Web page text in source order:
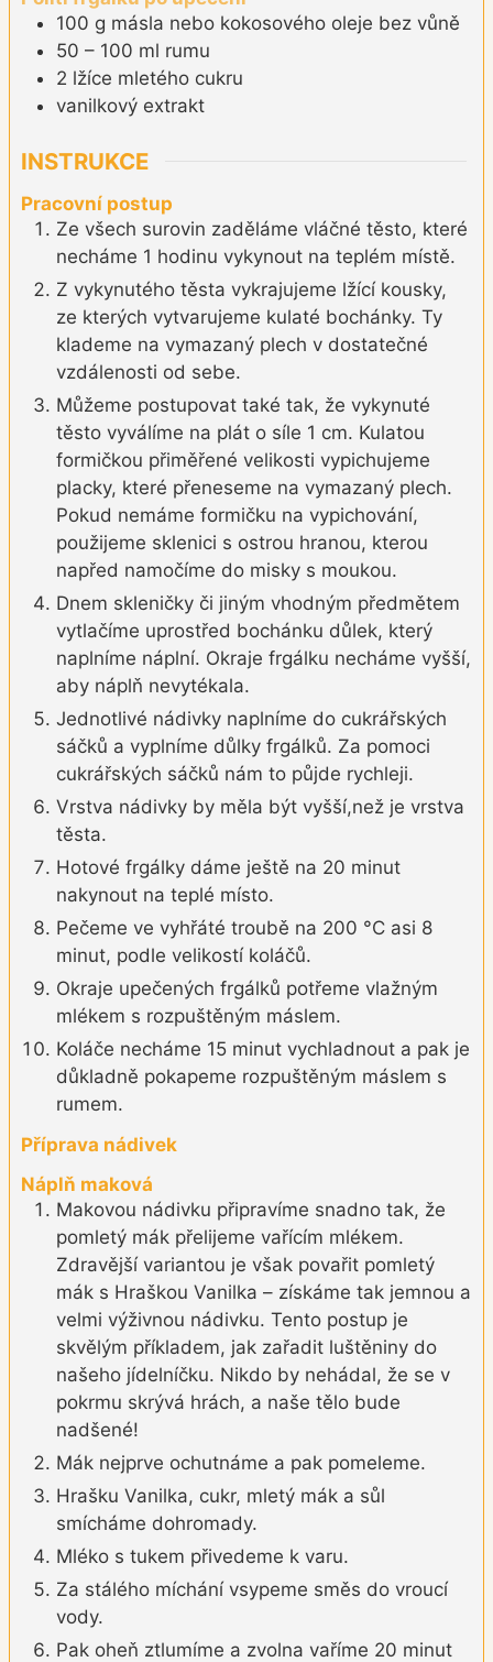
100 g másla nebo kokosového oleje bez vůně
50 – 100 ml rumu
2 lžíce mletého cukru
vanilkový extrakt
INSTRUKCE
Pracovní postup
Ze všech surovin zaděláme vláčné těsto, které
necháme 1 hodinu vykynout na teplém místě.
Z vykynutého těsta vykrajujeme lžící kousky,
ze kterých vytvarujeme kulaté bochánky. Ty
klademe na vymazaný plech v dostatečné
vzdálenosti od sebe.
Můžeme postupovat také tak, že vykynuté
těsto vyválíme na plát o síle 1 cm. Kulatou
formičkou přiměřené velikosti vypichujeme
placky, které přeneseme na vymazaný plech.
Pokud nemáme formičku na vypichování,
použijeme sklenici s ostrou hranou, kterou
napřed namočíme do misky s moukou.
Dnem skleničky či jiným vhodným předmětem
vytlačíme uprostřed bochánku důlek, který
naplníme náplní. Okraje frgálku necháme vyšší,
aby náplň nevytékala.
Jednotlivé nádivky naplníme do cukrářských
sáčků a vyplníme důlky frgálků. Za pomoci
cukrářských sáčků nám to půjde rychleji.
Vrstva nádivky by měla být vyšší,než je vrstva
těsta.
Hotové frgálky dáme ještě na 20 minut
nakynout na teplé místo.
Pečeme ve vyhřáté troubě na 200 °C asi 8
minut, podle velikostí koláčů.
Okraje upečených frgálků potřeme vlažným
mlékem s rozpuštěným máslem.
Koláče necháme 15 minut vychladnout a pak je
důkladně pokapeme rozpuštěným máslem s
rumem.
Příprava nádivek
Náplň maková
Makovou nádivku připravíme snadno tak, že
pomletý mák přelijeme vařícím mlékem.
Zdravější variantou je však povařit pomletý
mák s Hraškou Vanilka – získáme tak jemnou a
velmi výživnou nádivku. Tento postup je
skvělým příkladem, jak zařadit luštěniny do
našeho jídelníčku. Nikdo by nehádal, že se v
pokrmu skrývá hrách, a naše tělo bude
nadšené!
Mák nejprve ochutnáme a pak pomeleme.
Hrašku Vanilka, cukr, mletý mák a sůl
smícháme dohromady.
Mléko s tukem přivedeme k varu.
Za stálého míchání vsypeme směs do vroucí
vody.
Pak oheň ztlumíme a zvolna vaříme 20 minut